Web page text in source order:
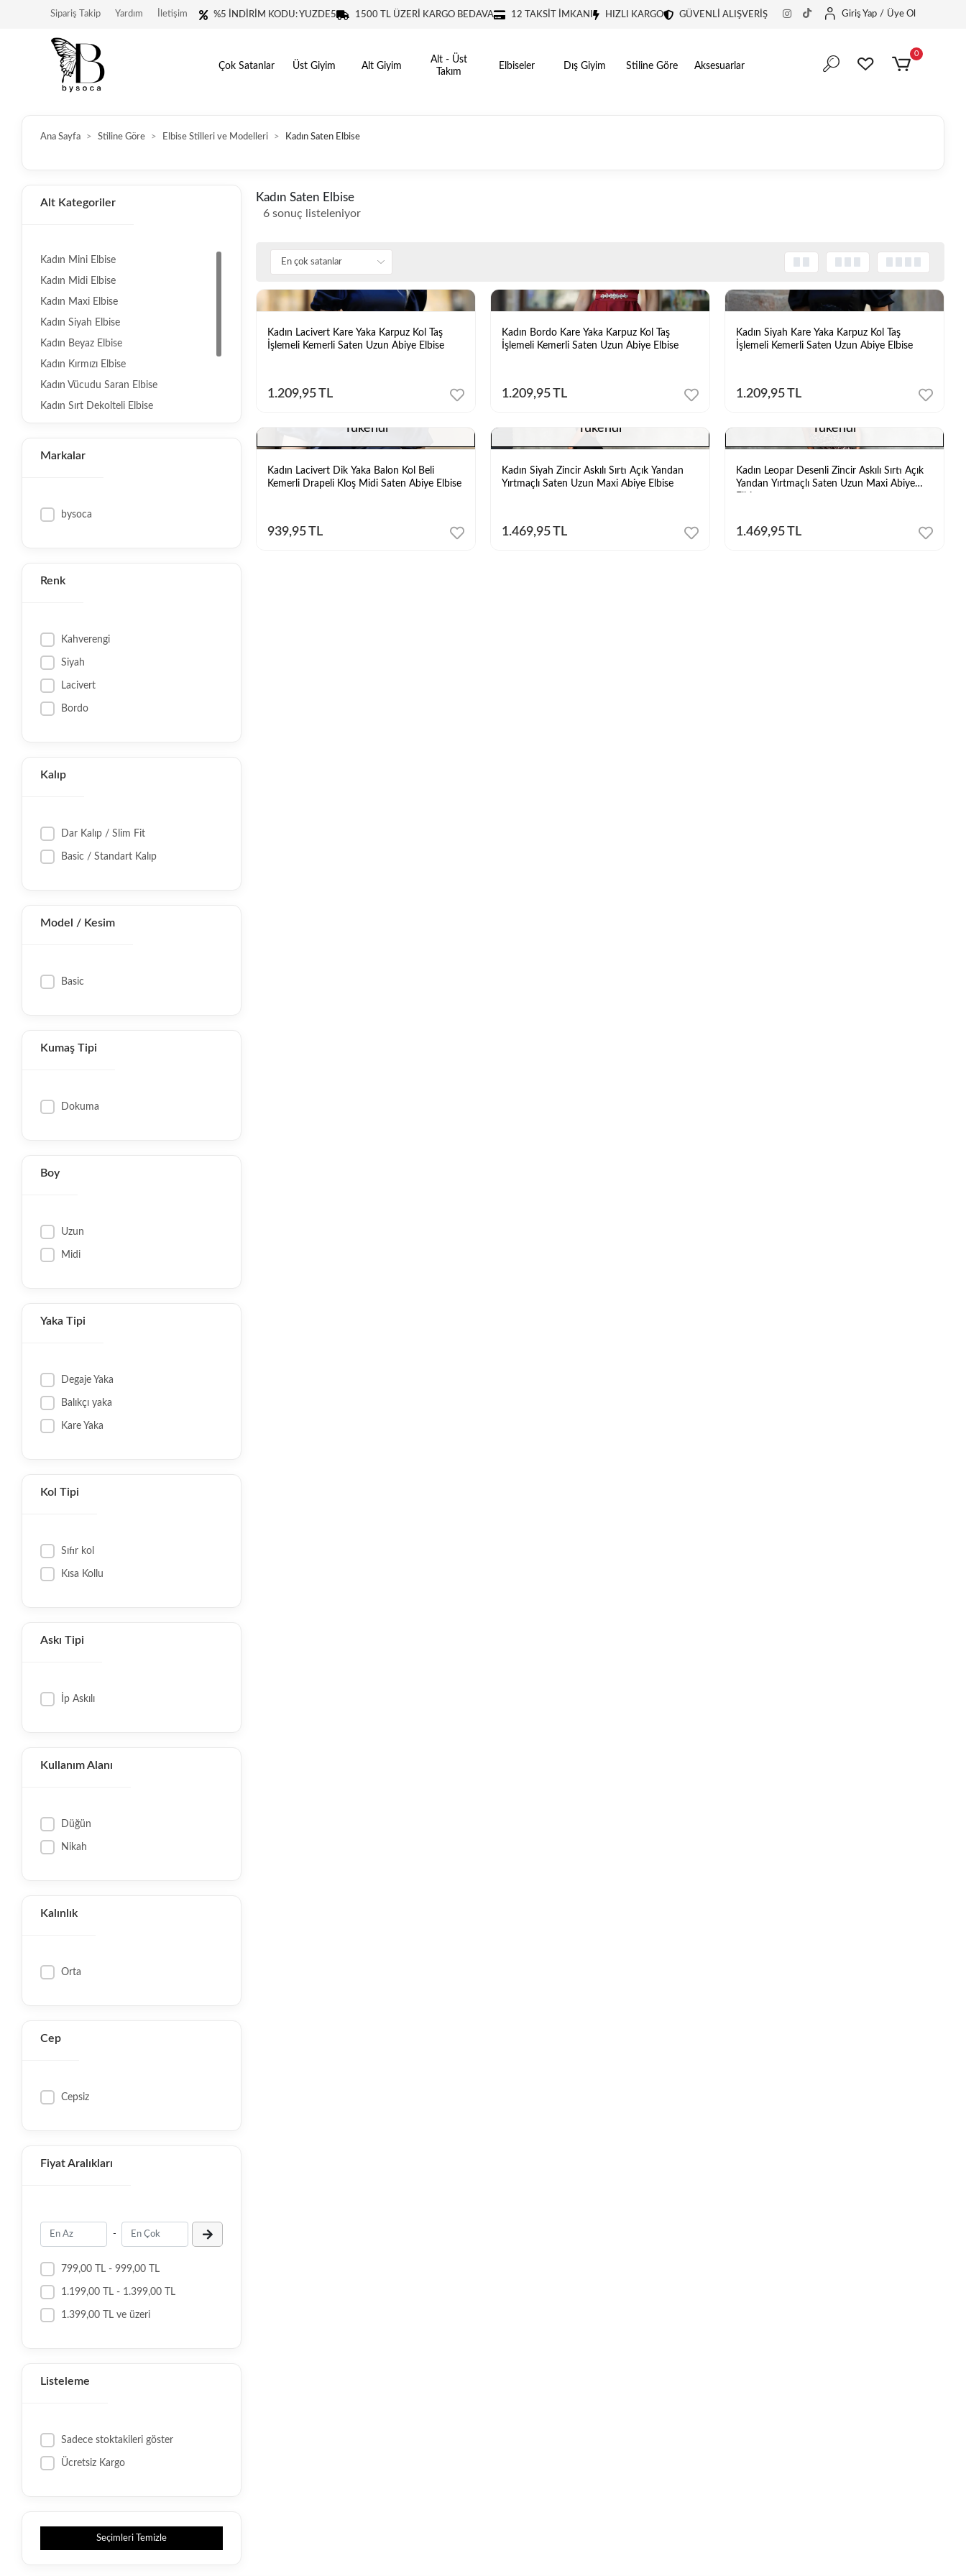
%5 İNDİRİM KODU: YUZDE5 1500 TL ÜZERİ KARGO BEDAVA 12 TAKSİT İMKANI HIZLI KARGO GÜVENLİ ALIŞVERİŞ
Sipariş Takip Yardım İletişim Giriş Yap / Üye Ol
Çok Satanlar Üst Giyim Alt Giyim
Alt - Üst
Takım
Elbiseler Dış Giyim Stiline Göre Aksesuarlar
0
Ana Sayfa Stiline Göre Elbise Stilleri ve Modelleri Kadın Saten Elbise
Alt Kategoriler
Kadın Mini Elbise
Kadın Midi Elbise
Kadın Maxi Elbise
Kadın Siyah Elbise
Kadın Beyaz Elbise
Kadın Kırmızı Elbise
Kadın Vücudu Saran Elbise
Kadın Sırt Dekolteli Elbise
Kadın Keten Elbise
Markalar
bysoca
Renk
Kahverengi
Siyah
Lacivert
Bordo
Kalıp
Dar Kalıp / Slim Fit
Basic / Standart Kalıp
Model / Kesim
Basic
Kumaş Tipi
Dokuma
Boy
Uzun
Midi
Yaka Tipi
Degaje Yaka
Balıkçı yaka
Kare Yaka
Kol Tipi
Sıfır kol
Kısa Kollu
Askı Tipi
İp Askılı
Kullanım Alanı
Düğün
Nikah
Kalınlık
Orta
Cep
Cepsiz
Fiyat Aralıkları
-
799,00 TL - 999,00 TL
1.199,00 TL - 1.399,00 TL
1.399,00 TL ve üzeri
Listeleme
Sadece stoktakileri göster
Ücretsiz Kargo
Seçimleri Temizle
Kadın Saten Elbise
6 sonuç listeleniyor
Kadın Lacivert Kare Yaka Karpuz Kol Taş
İşlemeli Kemerli Saten Uzun Abiye Elbise
1.209,95 TL
Kadın Bordo Kare Yaka Karpuz Kol Taş
İşlemeli Kemerli Saten Uzun Abiye Elbise
1.209,95 TL
Kadın Siyah Kare Yaka Karpuz Kol Taş
İşlemeli Kemerli Saten Uzun Abiye Elbise
1.209,95 TL
Tükendi
Kadın Lacivert Dik Yaka Balon Kol Beli
Kemerli Drapeli Kloş Midi Saten Abiye Elbise
939,95 TL
Tükendi
Kadın Siyah Zincir Askılı Sırtı Açık Yandan
Yırtmaçlı Saten Uzun Maxi Abiye Elbise
1.469,95 TL
Tükendi
Kadın Leopar Desenli Zincir Askılı Sırtı Açık
Yandan Yırtmaçlı Saten Uzun Maxi Abiye
1.469,95 TL